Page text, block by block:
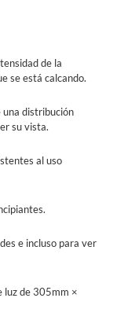
de la
se está calcando.
distribución
su vista.
al uso
e incluso para ver
luz de 305mm ×